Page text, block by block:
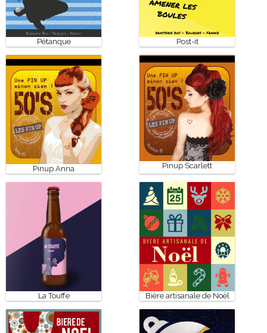
Pétanque Post-it
Pinup Anna Pinup Scarlett
La Touffe Bière artisanale de Noël